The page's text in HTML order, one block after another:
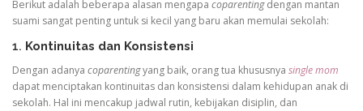
Berikut adalah beberapa alasan mengapa coparentingdengan mantan
suami sangat penting untuk si kecil yang baru akan memulai sekolah:
1. Kontinuitas dan Konsistensi
Dengan adanya coparentingyang baik, orang tua khususnya single mom
dapat menciptakan kontinuitas dan konsistensi dalam kehidupan anak di
sekolah. Hal ini mencakup jadwal rutin, kebijakan disiplin, dan